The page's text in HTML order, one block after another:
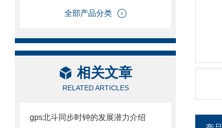
全部产品分类
相关文章
RELATED ARTICLES
gps北斗同步时钟的发展潜力介绍